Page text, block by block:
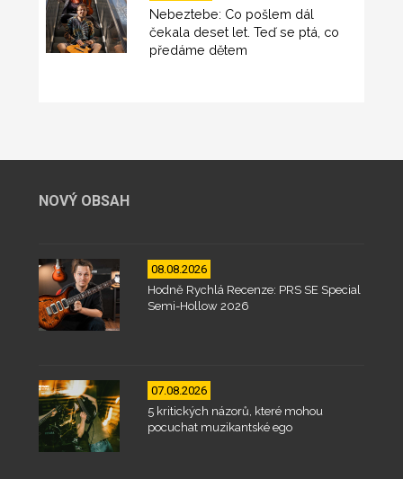
Nebeztebe: Co pošlem dál
čekala deset let. Teď se ptá, co
předáme dětem
NOVÝ OBSAH
08.08.2026
Hodně Rychlá Recenze: PRS SE Special
Semi-Hollow 2026
07.08.2026
5 kritických názorů, které mohou
pocuchat muzikantské ego